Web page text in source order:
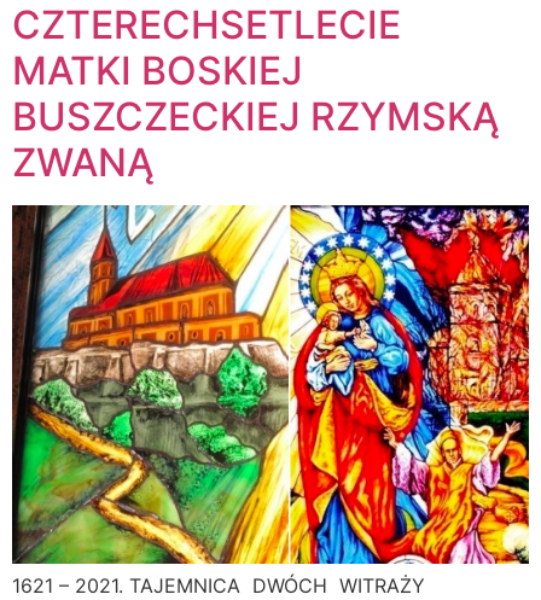
CZTERECHSETLECIE
MATKI BOSKIEJ
BUSZCZECKIEJ RZYMSKĄ
ZWANĄ
1621 – 2021. TAJEMNICA DWÓCH WITRAŻY